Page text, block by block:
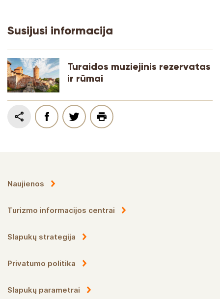
Susijusi informacija
Turaidos muziejinis rezervatas
ir rūmai
Naujienos
Turizmo informacijos centrai
Slapukų strategija
Privatumo politika
Slapukų parametrai